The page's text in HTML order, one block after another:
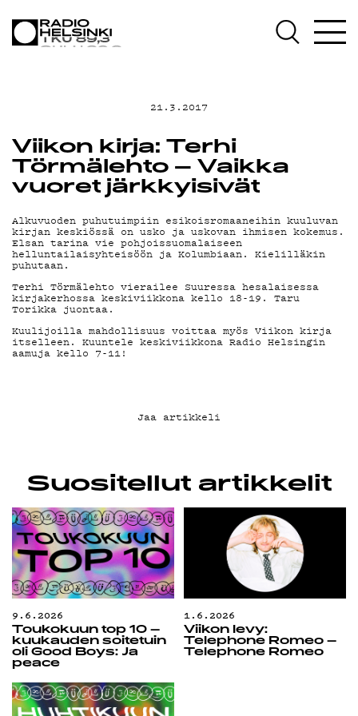
AJANKOHTAISTA
OHJELMAT
TEKIJÄT
ON-DEMAND
PODCAST
MAINOSTA
YHTEYSTIEDOT
G LIVELAB
YSTÄVÄKLUBI
TIETOSUOJA
KIRJAUDU SISÄÄN
21.3.2017
Viikon kirja: Terhi
Törmälehto – Vaikka
vuoret järkkyisivät
Alkuvuoden puhutuimpiin esikoisromaaneihin kuuluvan
kirjan keskiössä on usko ja uskovan ihmisen kokemus.
Elsan tarina vie pohjoissuomalaiseen
helluntailaisyhteisöön ja Kolumbiaan. Kielilläkin
puhutaan.
Terhi Törmälehto vierailee Suuressa hesalaisessa
kirjakerhossa keskiviikkona kello 18-19. Taru
Torikka juontaa.
Kuulijoilla mahdollisuus voittaa myös Viikon kirja
itselleen. Kuuntele keskiviikkona Radio Helsingin
aamuja kello 7-11!
Jaa artikkeli
Suositellut artikkelit
9.6.2026
Toukokuun top 10 –
kuukauden soitetuin
oli Good Boys: Ja
peace
1.6.2026
Viikon levy:
Telephone Romeo –
Telephone Romeo